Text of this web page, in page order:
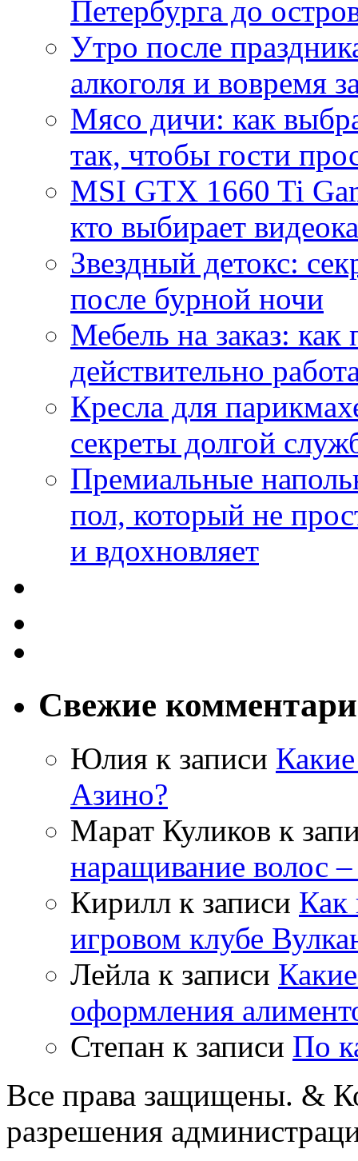
Петербурга до
Утро после
алкоголя и вовремя
Мясо дичи: как
так, чтобы гости
MSI GTX 1660 Ti
кто выбирает
Звездный детокс:
после бурной ночи
Мебель на заказ:
действительно
Кресла для
секреты долгой
Премиальные
пол, который не
и вдохновляет
Свежие
Юлия к записи
Азино?
Марат Куликов к
наращивание волос
Кирилл к записи Как
игровом клубе
Лейла к записи
оформления
Степан к записи По
Все права защищены. &
разрешения